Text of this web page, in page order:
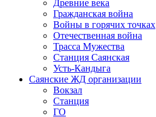
Древние века
Гражданская война
Войны в горячих точках
Отечественная война
Трасса Мужества
Станция Саянская
Усть-Кандыга
Саянские ЖД организации
Вокзал
Станция
ГО